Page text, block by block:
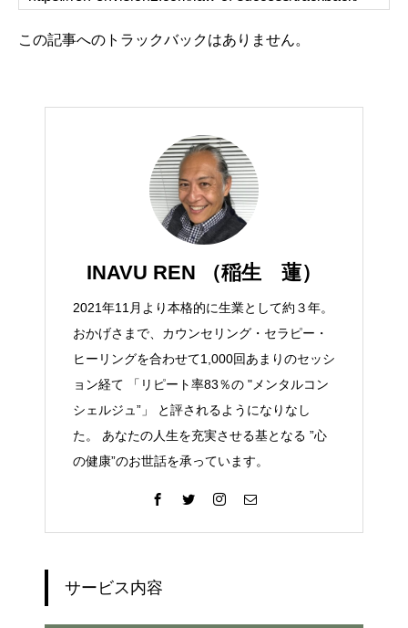
この記事へのトラックバックはありません。
INAVU REN （稲生 蓮）
2021年11月より本格的に生業として約３年。
おかげさまで、カウンセリング・セラピー・
ヒーリングを合わせて1,000回あまりのセッシ
ョン経て 「リピート率83％の "メンタルコン
シェルジュ”」 と評されるようになりなし
た。 あなたの人生を充実させる基となる ”心
の健康”のお世話を承っています。
サービス内容